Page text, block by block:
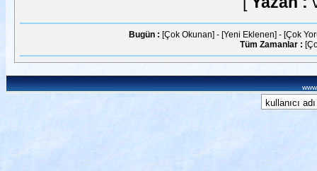
Bugün : [Çok Okunan] - [Yeni Eklenen] - [Çok
Tüm Zamanlar :